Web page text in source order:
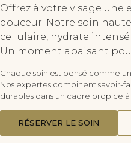
Offrez à votre visage
douceur. Notre soin
cellulaire, hydrate
Un moment apaisant
Chaque soin est pensé comme
Nos expertes combinent savoir-
durables dans un cadre propice
RÉSERVER LE SOIN